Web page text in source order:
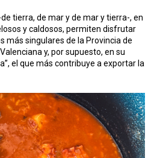
tierra, de mar y de mar y tierra-, en
y caldosos, permiten disfrutar
más singulares de la Provincia de
y, por supuesto, en su
el que más contribuye a exportar la